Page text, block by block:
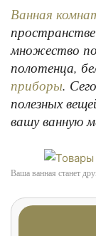
Ванная
множество
полотенца,
приборы.
полезных
вашу ванную
Ваша ванная станет